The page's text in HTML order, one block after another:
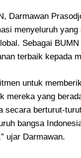
Darmawan
menyeluruh
Sebagai
terbaik kepada
untuk
mereka yang
secara berturut-
bangsa
ujar Darmawan.